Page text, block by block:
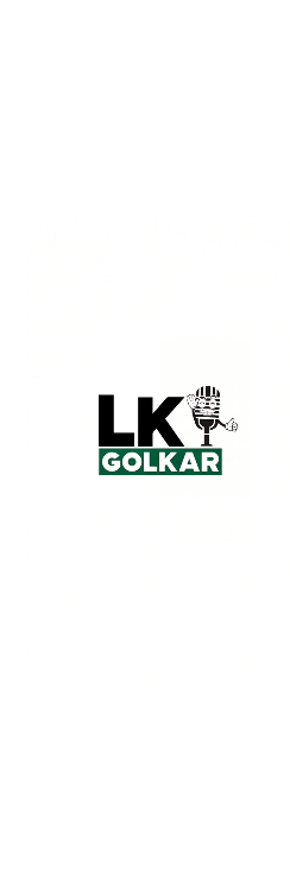
dengan tugas Komisi I. Ia
rakyat ya, harus bisa menyuarakan
mendorong untuk ada solusi yang
Ia juga mengakui bahwa masyarakat
membedakan komisi di DPR,
disampaikan kepada anggota dewan
tugasnya. Hal ini membuat anggota
lintas komisi untuk menindaklanjuti
Untuk menindaklanjuti aspirasi di
Dave menyebut pihaknya akan
koordinasi dengan komisi lain. “Kita
menyampaikan aspirasi dari
juga membuat solusi yang permanen